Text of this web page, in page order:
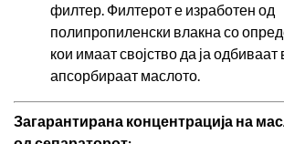
филтер. Филтерот е изработен од
полипропиленски влакна со
кои имаат својство да ја одбиваат
апсорбираат маслото.
Загарантирана концентрација на